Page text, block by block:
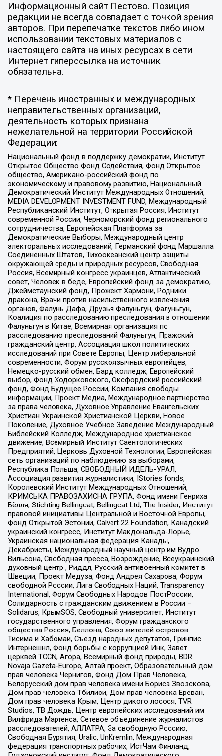
Информационный сайт Пестово. Позиция
редакции не всегда совпадает с точкой зрения
авторов. При перепечатке текстов либо ином
использовании текстовых материалов с
настоящего сайта на иных ресурсах в сети
Интернет гиперссылка на источник
обязательна.
* Перечень иностранных и международных
неправительственных организаций,
деятельность которых признана
нежелательной на территории Российской
Федерации:
Национальный фонд в поддержку демократии, Институт
Открытое Общество Фонд Содействия, Фонд Открытое
общество, Американо-российский фонд по
экономическому и правовому развитию, Национальный
Демократический Институт Международных Отношений,
MEDIA DEVELOPMENT INVESTMENT FUND, Международный
Республиканский Институт, Открытая Россия, Институт
современной России, Черноморский фонд регионального
сотрудничества, Европейская Платформа за
Демократические Выборы, Международный центр
электоральных исследований, Германский фонд Маршалла
Соединенных Штатов, Тихоокеанский центр защиты
окружающей среды и природных ресурсов, Свободная
Россия, Всемирный конгресс украинцев, Атлантический
совет, Человек в беде, Европейский фонд за демократию,
Джеймстаунский фонд, Прожект Хармони, Родники
дракона, Врачи против насильственного извлечения
органов, Фалунь Дафа, Друзья Фалуньгун, Фалуньгун,
Коалиция по расследованию преследования в отношении
Фалуньгун в Китае, Всемирная организация по
расследованию преследований Фалуньгун, Пражский
гражданский центр, Ассоциация школ политических
исследований при Совете Европы, Центр либеральной
современности, Форум русскоязычных европейцев,
Немецко-русский обмен, Бард колледж, Европейский
выбор, Фонд Ходорковского, Оксфордский российский
фонд, Фонд Будущее России, Компания свободы
информации, Проект Медиа, Международное партнерство
за права человека, Духовное Управление Евангельских
Христиан Украинской Христианской Церкви, Новое
Поколение, Духовное Учебное Заведение Международный
Библейский Колледж, Международное христианское
движение, Всемирный Институт Саентологических
Предприятий, Церковь Духовной Технологии, Европейская
сеть организаций по наблюдению за выборами,
Республика Польша, СВОБОДНЫЙ ИДЕЛЬ-УРАЛ,
Ассоциация развития журналистики, IStories fonds,
Королевский Институт Международных Отношений,
КРИМСЬКА ПРАВОЗАХИСНА ГРУПА, Фонд имени Генриха
Бёлля, Stichting Bellingcat, Bellingcat Ltd, The Insider, Институт
правовой инициативы Центральной и Восточной Европы,
Фонд Открытой Эстонии, Calvert 22 Foundation, Канадский
украинский конгресс, Институт Макдональда-Лорье,
Украинская национальная федерация Канады,
Декабристы, Международный научный центр им Вудро
Вильсона, Свободная пресса, Возрождение, Всеукраинский
духовный центр , Риддл, Русский антивоенный комитет в
Швеции, Проект Медуза, Фонд Андрея Сахарова, Форум
свободной России, Лига Свободных Наций, Transparеncy
International, Форум Свободных Народов ПостРоссии,
Солидарность с гражданским движением в России –
Solidarus, КрымSOS, Свободный университет, Институт
государственного управления, Форум гражданского
общества Россия, Беллона, Союз жителей островов
Тисима и Хабомаи, Съезд народных депутатов, Гринпис
Интернешнл, Фонд борьбы с коррупцией Инк, Завет
церквей TCCN, Агора, Всемирный фонд природы, BDR
Novaja Gazeta-Europe, Алтай проект, Образовательный дом
прав человека Чернигов, Фонд Дом Прав Человека,
Белорусский дом прав человека имени Бориса Звозскова,
Дом прав человека Тбилиси, Дом прав человека Ереван,
Дом прав человека Крым, Центр дикого лосося, TVR
Studios, ТВ Дождь, Центр европейских исследований им
Вилфрида Мартенса, Сетевое объединение журналистов
расследователей, АЛЛАТРА, За свободную Россию,
Свободная Бурятия, Uralic, UnKremlin, Международная
федерация транспортных рабочих, ИстЧам Финланд,